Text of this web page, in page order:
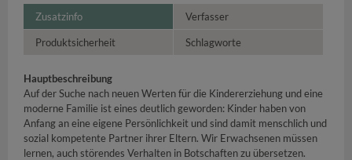
Zusatzinfo Verfasser
Produktsicherheit Schlagworte
Hauptbeschreibung
Auf der Suche nach neuen Werten für die Kindererziehung und eine
moderne Familie ist eines deutlich geworden: Kinder haben von
Anfang an eine eigene Persönlichkeit und sind damit menschlich und
sozial kompetente Partner ihrer Eltern. Wir Erwachsenen müssen
lernen, auch störendes Verhalten in Botschaften zu übersetzen.